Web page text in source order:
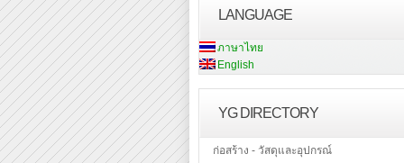
LANGUAGE
ภาษาไทย
English
YG DIRECTORY
ก่อสร้าง - วัสดุและอุปกรณ์